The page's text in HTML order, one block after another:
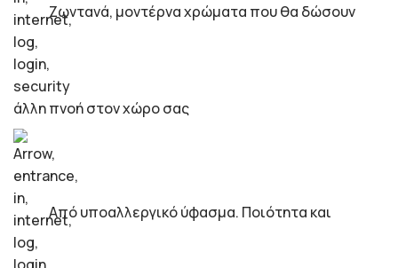
Ζωντανά, μοντέρνα χρώματα που θα δώσουν
άλλη πνοή στον χώρο σας
Από υποαλλεργικό ύφασμα. Ποιότητα και